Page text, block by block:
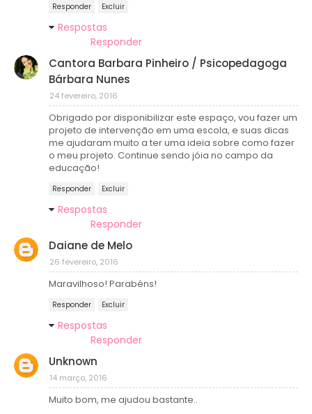
Responder Excluir
Respostas
Responder
Cantora Barbara Pinheiro / Psicopedagoga
Bárbara Nunes
24 fevereiro, 2016
Obrigado por disponibilizar este espaço, vou fazer um
projeto de intervenção em uma escola, e suas dicas
me ajudaram muito a ter uma ideia sobre como fazer
o meu projeto. Continue sendo jóia no campo da
educação!
Responder Excluir
Respostas
Responder
Daiane de Melo
26 fevereiro, 2016
Maravilhoso! Parabéns!
Responder Excluir
Respostas
Responder
Unknown
14 março, 2016
Muito bom, me ajudou bastante..